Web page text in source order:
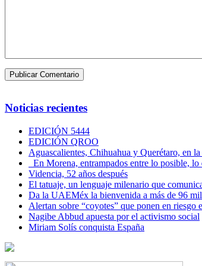
Noticias recientes
EDICIÓN 5444
EDICIÓN QROO
Aguascalientes, Chihuahua y Querétaro, en
En Morena, entrampados entre lo posible,
Videncia, 52 años después
El tatuaje, un lenguaje milenario que
Da la UAEMéx la bienvenida a más de 96
Alertan sobre “coyotes” que ponen en riesgo
Nagibe Abbud apuesta por el activismo social
Miriam Solís conquista España